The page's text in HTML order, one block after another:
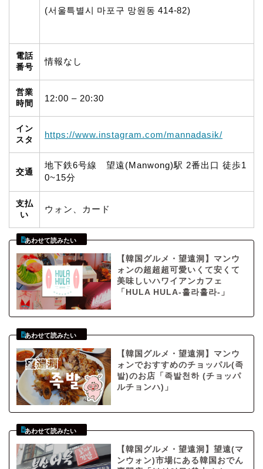
(서울특별시 마포구 망원동 414-82)
電話
番号
情報なし
営業
時間
12:00 – 20:30
イン
スタ
https://www.instagram.com/mannadasik/
交通
地下鉄6号線 望遠(Manwong)駅 2番出口 徒歩1
0~15分
支払
い
ウォン、カード
【韓国グルメ・望遠洞】マンウ
ォンの超超超可愛いくて安くて
美味しいハワイアンカフェ
「HULA HULA-훌라훌라-」
【韓国グルメ・望遠洞】マンウ
ォンでおすすめのチョッパル(족
발)のお店「족발천하 (チョッパ
ルチョンハ)」
【韓国グルメ・望遠洞】望遠(マ
ンウォン)市場にある韓国おでん